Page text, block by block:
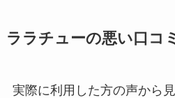
ララチューの悪い口コ
実際に利用した方の声から